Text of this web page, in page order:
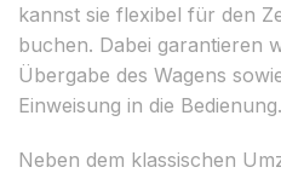
kannst sie flexibel für den
buchen. Dabei garantieren
Übergabe des Wagens
Einweisung in die Bedienung.
Neben dem klassischen